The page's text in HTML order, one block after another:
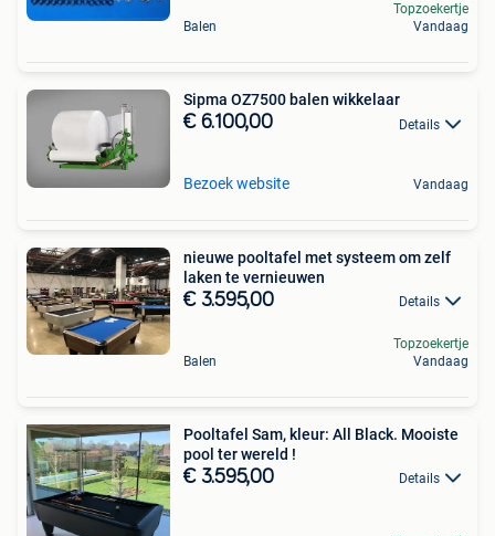
Balen
Topzoekertje
Vandaag
Sipma OZ7500 balen wikkelaar
€ 6.100,00 Details
Bezoek website Vandaag
nieuwe pooltafel met systeem om zelf
laken te vernieuwen
€ 3.595,00 Details
Balen
Topzoekertje
Vandaag
Pooltafel Sam, kleur: All Black. Mooiste
pool ter wereld !
€ 3.595,00 Details